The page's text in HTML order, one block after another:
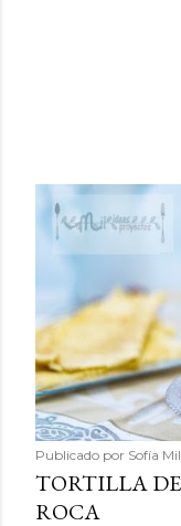
Publicado por Sofía
TORTILLA
ROCA